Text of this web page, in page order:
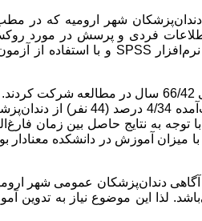
شهر ارومیه که در
فردی و پرسش در مورد
SPSS و با استفاده از
با توجه به نتایج حاصل بین زمان
میزان آموزش در دانشکده معنادار
دندان‌پزشکان عمومی شهر
لذا این موضوع نیاز به تدوین